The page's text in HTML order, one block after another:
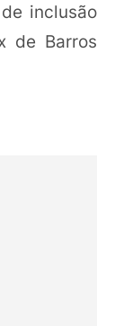
inclusão
de Barros